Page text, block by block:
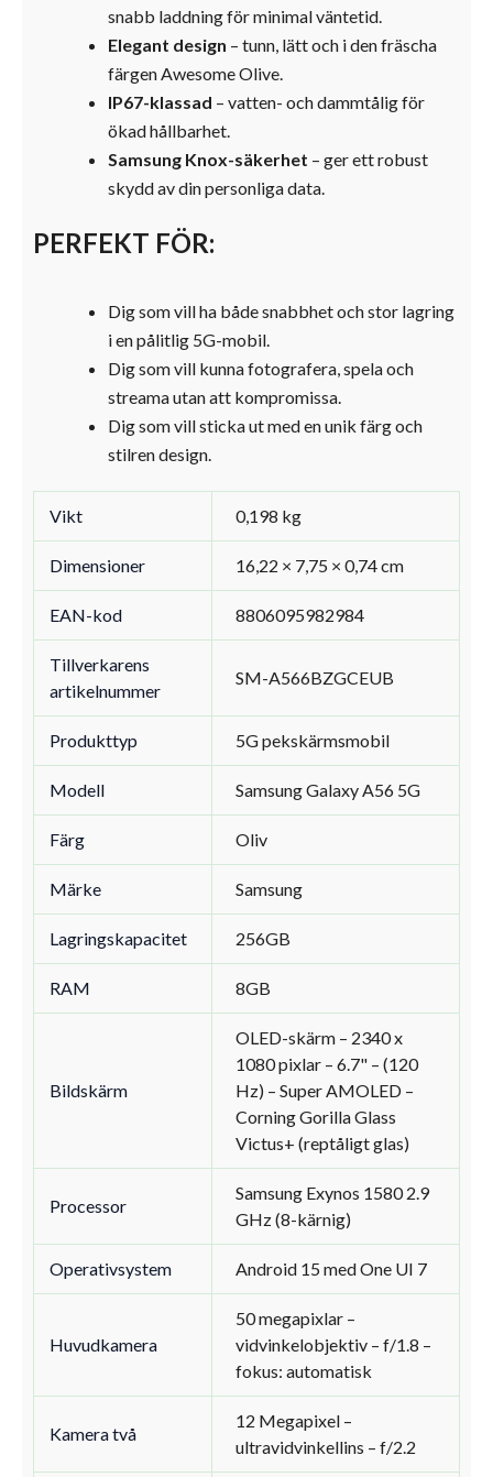
snabb laddning för minimal väntetid.
Elegant design – tunn, lätt och i den fräscha
färgen Awesome Olive.
IP67-klassad – vatten- och dammtålig för
ökad hållbarhet.
Samsung Knox-säkerhet – ger ett robust
skydd av din personliga data.
PERFEKT FÖR:
Dig som vill ha både snabbhet och stor lagring
i en pålitlig 5G-mobil.
Dig som vill kunna fotografera, spela och
streama utan att kompromissa.
Dig som vill sticka ut med en unik färg och
stilren design.
Vikt 0,198 kg
Dimensioner 16,22 × 7,75 × 0,74 cm
EAN-kod 8806095982984
Tillverkarens
artikelnummer
SM-A566BZGCEUB
Produkttyp 5G pekskärmsmobil
Modell Samsung Galaxy A56 5G
Färg Oliv
Märke Samsung
Lagringskapacitet 256GB
RAM 8GB
Bildskärm
OLED-skärm – 2340 x
1080 pixlar – 6.7" – (120
Hz) – Super AMOLED –
Corning Gorilla Glass
Victus+ (reptåligt glas)
Processor
Samsung Exynos 1580 2.9
GHz (8-kärnig)
Operativsystem Android 15 med One UI 7
Huvudkamera
50 megapixlar –
vidvinkelobjektiv – f/1.8 –
fokus: automatisk
Kamera två
12 Megapixel –
ultravidvinkellins – f/2.2